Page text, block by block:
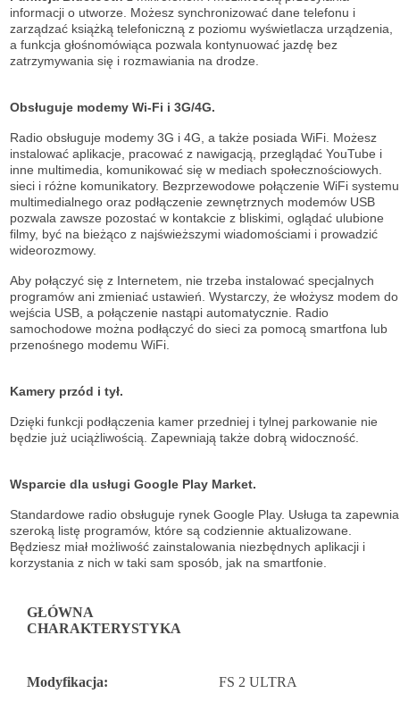
informacji o utworze. Możesz synchronizować dane telefonu i
zarządzać książką telefoniczną z poziomu wyświetlacza urządzenia,
a funkcja głośnomówiąca pozwala kontynuować jazdę bez
zatrzymywania się i rozmawiania na drodze.
Obsługuje modemy Wi-Fi i 3G/4G.
Radio obsługuje modemy 3G i 4G, a także posiada WiFi. Możesz
instalować aplikacje, pracować z nawigacją, przeglądać YouTube i
inne multimedia, komunikować się w mediach społecznościowych.
sieci i różne komunikatory. Bezprzewodowe połączenie WiFi systemu
multimedialnego oraz podłączenie zewnętrznych modemów USB
pozwala zawsze pozostać w kontakcie z bliskimi, oglądać ulubione
filmy, być na bieżąco z najświeższymi wiadomościami i prowadzić
wideorozmowy.
Aby połączyć się z Internetem, nie trzeba instalować specjalnych
programów ani zmieniać ustawień. Wystarczy, że włożysz modem do
wejścia USB, a połączenie nastąpi automatycznie. Radio
samochodowe można podłączyć do sieci za pomocą smartfona lub
przenośnego modemu WiFi.
Kamery przód i tył.
Dzięki funkcji podłączenia kamer przedniej i tylnej parkowanie nie
będzie już uciążliwością. Zapewniają także dobrą widoczność.
Wsparcie dla usługi Google Play Market.
Standardowe radio obsługuje rynek Google Play. Usługa ta zapewnia
szeroką listę programów, które są codziennie aktualizowane.
Będziesz miał możliwość zainstalowania niezbędnych aplikacji i
korzystania z nich w taki sam sposób, jak na smartfonie.
GŁÓWNA
CHARAKTERYSTYKA
Modyfikacja: FS 2 ULTRA